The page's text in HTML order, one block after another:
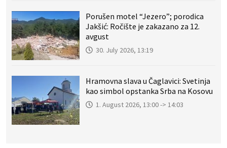
Porušen motel “Jezero”; porodica
Jakšić: Ročište je zakazano za 12.
avgust
30. July 2026, 13:19
Hramovna slava u Čaglavici: Svetinja
kao simbol opstanka Srba na Kosovu
1. August 2026, 13:00 -> 14:03